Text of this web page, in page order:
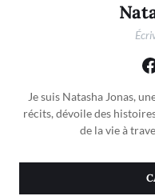
Je suis Natasha Jonas,
récits, dévoile des
de la vie à